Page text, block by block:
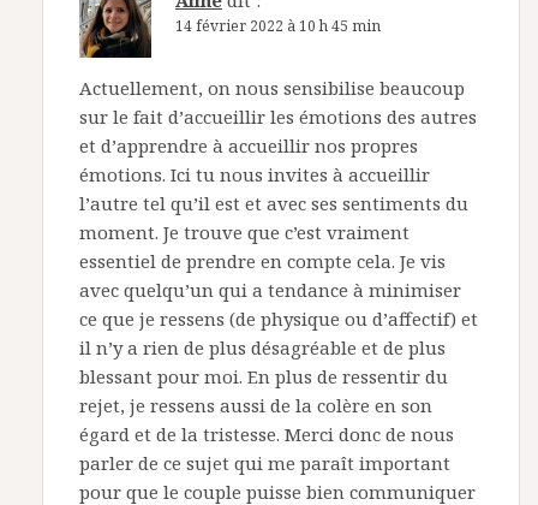
14 février 2022 à 10 h 45 min
Actuellement, on nous sensibilise beaucoup
sur le fait d’accueillir les émotions des autres
et d’apprendre à accueillir nos propres
émotions. Ici tu nous invites à accueillir
l’autre tel qu’il est et avec ses sentiments du
moment. Je trouve que c’est vraiment
essentiel de prendre en compte cela. Je vis
avec quelqu’un qui a tendance à minimiser
ce que je ressens (de physique ou d’affectif) et
il n’y a rien de plus désagréable et de plus
blessant pour moi. En plus de ressentir du
rejet, je ressens aussi de la colère en son
égard et de la tristesse. Merci donc de nous
parler de ce sujet qui me paraît important
pour que le couple puisse bien communiquer